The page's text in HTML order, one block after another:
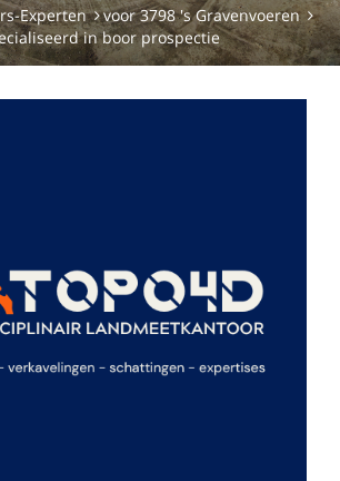
Experten
voor 3798 's Gravenvoeren
in boor prospectie